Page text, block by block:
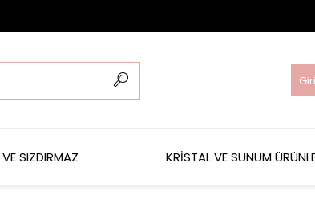
SIZDIRMAZ KRİSTAL VE SUNUM